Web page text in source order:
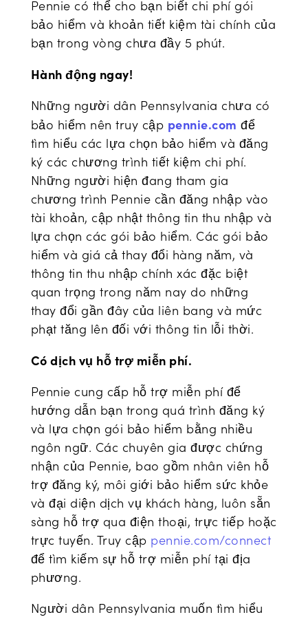
Pennie có thể cho bạn biết chi phí gói
bảo hiểm và khoản tiết kiệm tài chính của
bạn trong vòng chưa đầy 5 phút.
Hành động ngay!
Những người dân Pennsylvania chưa có
bảo hiểm nên truy cập pennie.com để
tìm hiểu các lựa chọn bảo hiểm và đăng
ký các chương trình tiết kiệm chi phí.
Những người hiện đang tham gia
chương trình Pennie cần đăng nhập vào
tài khoản, cập nhật thông tin thu nhập và
lựa chọn các gói bảo hiểm. Các gói bảo
hiểm và giá cả thay đổi hàng năm, và
thông tin thu nhập chính xác đặc biệt
quan trọng trong năm nay do những
thay đổi gần đây của liên bang và mức
phạt tăng lên đối với thông tin lỗi thời.
Có dịch vụ hỗ trợ miễn phí.
Pennie cung cấp hỗ trợ miễn phí để
hướng dẫn bạn trong quá trình đăng ký
và lựa chọn gói bảo hiểm bằng nhiều
ngôn ngữ. Các chuyên gia được chứng
nhận của Pennie, bao gồm nhân viên hỗ
trợ đăng ký, môi giới bảo hiểm sức khỏe
và đại diện dịch vụ khách hàng, luôn sẵn
sàng hỗ trợ qua điện thoại, trực tiếp hoặc
trực tuyến. Truy cập pennie.com/connect
để tìm kiếm sự hỗ trợ miễn phí tại địa
phương.
Người dân Pennsylvania muốn tìm hiểu